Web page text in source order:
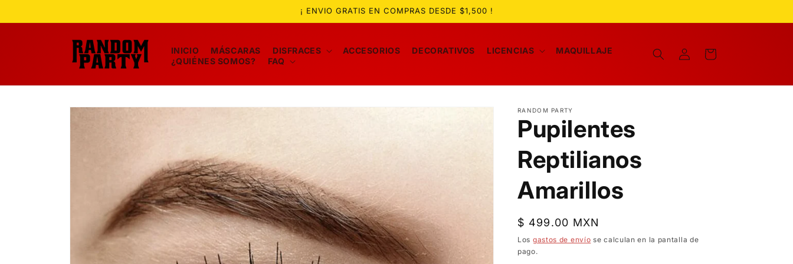
al contenido
¡ ENVIO GRATIS EN COMPRAS DESDE $1,500 !
INICIO MÁSCARAS DISFRACES ACCESORIOS DECORATIVOS LICENCIAS
MAQUILLAJE
¿QUIÉNES SOMOS?
FAQ
Iniciar
sesión
Carrito
directamente
RANDOM PARTY
Pupilentes
Reptilianos
Amarillos
Precio
habitual
$ 499.00 MXN
Los gastos de envío se calculan en la pantalla de
pago.